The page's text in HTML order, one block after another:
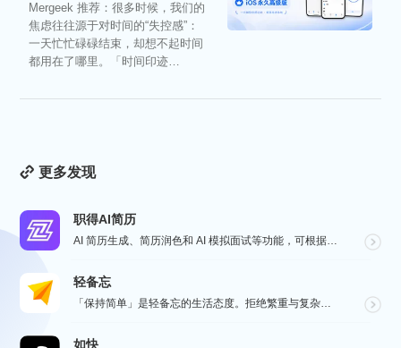
Mergeek 推荐：很多时候，我们的
焦虑往往源于对时间的“失控感”：
一天忙忙碌碌结束，却想不起时间
都用在了哪里。「时间印迹
更多发现
职得AI简历
AI 简历生成、简历润色和 AI 模拟面试等功能，可根据指定的求职岗位，一键快速生成高匹配的简历内容...
轻备忘
「保持简单」是轻备忘的生活态度。拒绝繁重与复杂，致力于快速记录与回顾，打造如轻风拂面、水过无痕的使用...
如快